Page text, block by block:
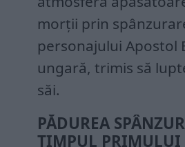
morții prin
personajului
ungară, trimis să
săi.
PĂDUREA
TIMPUL